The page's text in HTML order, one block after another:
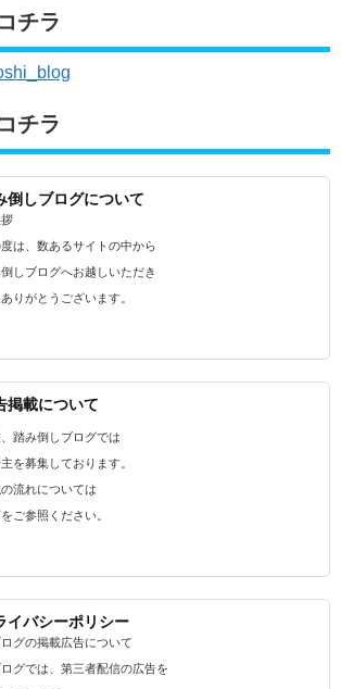
チラ
チラ
倒しブログについて
拶
度は、数あるサイトの中から
しブログへお越しいただき
りがとうございます。
掲載について
踏み倒しブログでは
を募集しております。
流れについては
ご参照ください。
イバシーポリシー
グの掲載広告について
グでは、第三者配信の広告を